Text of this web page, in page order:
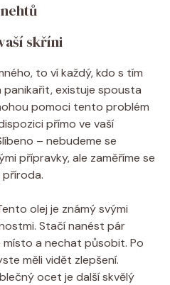
skříni
to ví každý, kdo s tím
existuje spousta
pomoci tento problém
přímo ve vaší
– nebudeme se
přípravky, ale zaměříme se
příroda.
olej je známý svými
Stačí nanést pár
a nechat působit. Po
měli vidět zlepšení.
ocet je další skvělý